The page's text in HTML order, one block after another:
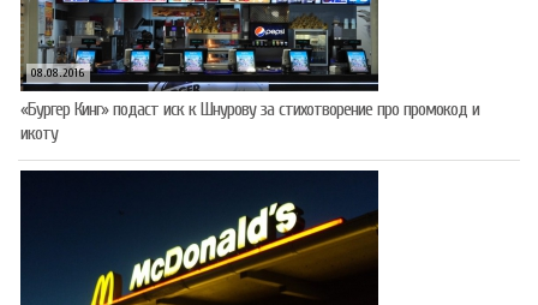
08.08.2016
«Бургер Кинг» подаст иск к Шнурову за стихотворение про промокод и
икоту